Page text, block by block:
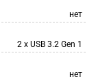
нет
2 x USB 3.2 Gen 1
нет